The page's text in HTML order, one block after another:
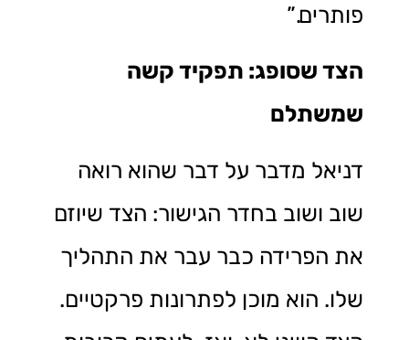
פותרים.”
הצד שסופג: תפקיד קשה
שמשתלם
דניאל מדבר על דבר שהוא רואה
שוב ושוב בחדר הגישור: הצד שיוזם
את הפרידה כבר עבר את התהליך
שלו. הוא מוכן לפתרונות פרקטיים.